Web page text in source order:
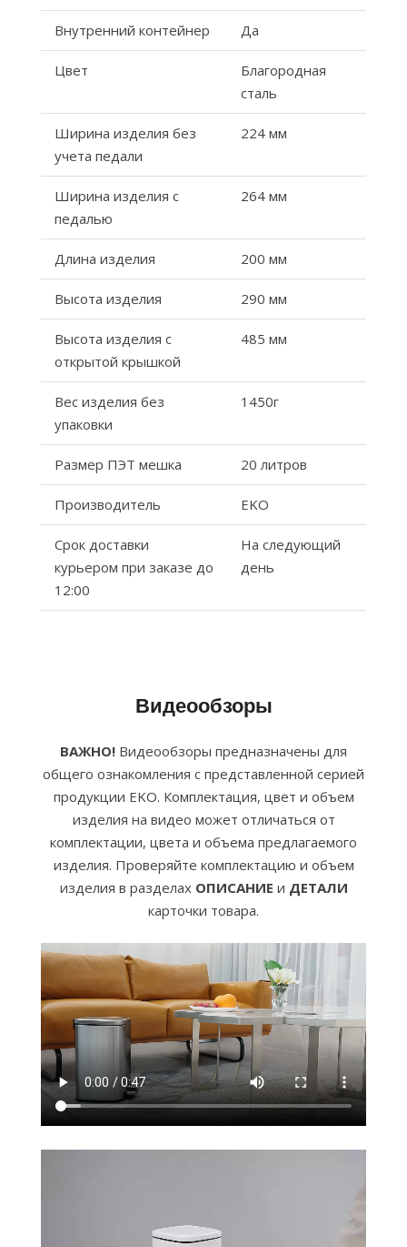
Внутренний контейнер Да
Цвет
Благородная
сталь
Ширина изделия без
учета педали
224 мм
Ширина изделия с
педалью
264 мм
Длина изделия 200 мм
Высота изделия 290 мм
Высота изделия с
открытой крышкой
485 мм
Вес изделия без
упаковки
1450г
Размер ПЭТ мешка 20 литров
Производитель EKO
Срок доставки
курьером при заказе до
12:00
На следующий
день
Видеообзоры
ВАЖНО! Видеообзоры предназначены для
общего ознакомления с представленной серией
продукции EKO. Комплектация, цвет и объем
изделия на видео может отличаться от
комплектации, цвета и объема предлагаемого
изделия. Проверяйте комплектацию и объем
изделия в разделах ОПИСАНИЕ и ДЕТАЛИ
карточки товара.